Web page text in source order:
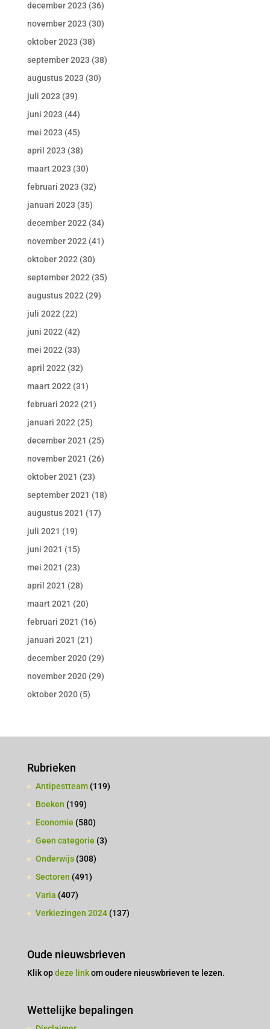
december 2023 (36)
november 2023 (30)
oktober 2023 (38)
september 2023 (38)
augustus 2023 (30)
juli 2023 (39)
juni 2023 (44)
mei 2023 (45)
april 2023 (38)
maart 2023 (30)
februari 2023 (32)
januari 2023 (35)
december 2022 (34)
november 2022 (41)
oktober 2022 (30)
september 2022 (35)
augustus 2022 (29)
juli 2022 (22)
juni 2022 (42)
mei 2022 (33)
april 2022 (32)
maart 2022 (31)
februari 2022 (21)
januari 2022 (25)
december 2021 (25)
november 2021 (26)
oktober 2021 (23)
september 2021 (18)
augustus 2021 (17)
juli 2021 (19)
juni 2021 (15)
mei 2021 (23)
april 2021 (28)
maart 2021 (20)
februari 2021 (16)
januari 2021 (21)
december 2020(29)
november 2020(29)
oktober 2020(5)
Rubrieken
Antipestteam(119)
Boeken (199)
Economie (580)
Geen categorie (3)
Onderwijs(308)
Sectoren (491)
Varia (407)
Verkiezingen 2024(137)
Oude nieuwsbrieven
Klik opdeze linkom oudere nieuswbrieven te lezen.
Wettelijke bepalingen